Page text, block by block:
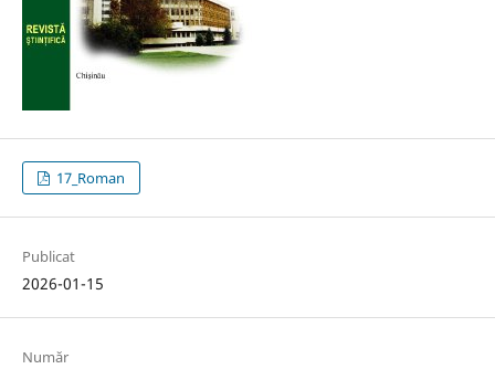
17_Roman
Publicat
2026-01-15
Număr